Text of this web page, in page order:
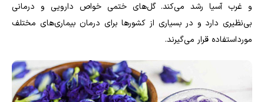
و غرب آسیا رشد می‌کند. گل‌های ختمی خواص دارویی و درمانی
بی‌نظیری دارد و در بسیاری از کشورها برای درمان بیماری‌های مختلف
مورداستفاده قرار می‌گیرند.